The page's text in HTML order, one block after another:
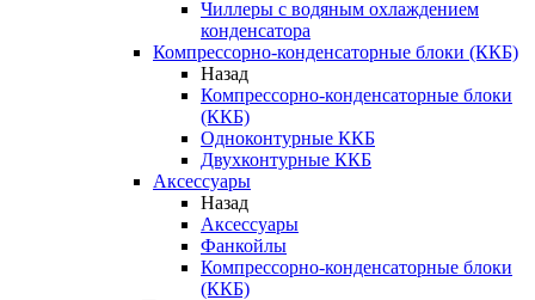
Чиллеры с водяным охлаждением
конденсатора
Компрессорно-конденсаторные блоки (ККБ)
Назад
Компрессорно-конденсаторные блоки
(ККБ)
Одноконтурные ККБ
Двухконтурные ККБ
Аксессуары
Назад
Аксессуары
Фанкойлы
Компрессорно-конденсаторные блоки
(ККБ)